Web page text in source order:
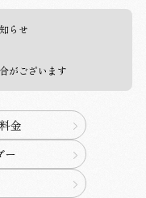
らせ
がございます
金
ー